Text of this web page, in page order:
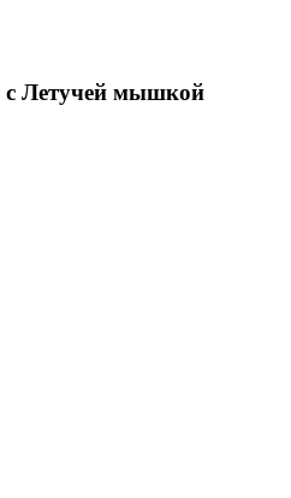
с Летучей мышкой